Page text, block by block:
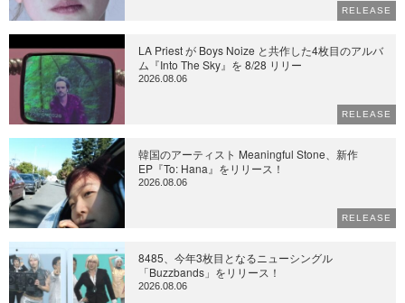
RELEASE
LA Priest が Boys Noize と共作した4枚目のアルバ
ム『Into The Sky』を 8/28 リリー
2026.08.06
RELEASE
韓国のアーティスト Meaningful Stone、新作
EP『To: Hana』をリリース！
2026.08.06
RELEASE
8485、今年3枚目となるニューシングル
「Buzzbands」をリリース！
2026.08.06